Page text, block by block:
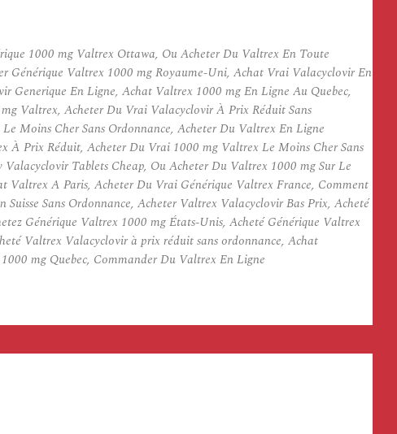
1000 mg Valtrex Ottawa, Ou Acheter Du Valtrex En Toute
Générique Valtrex 1000 mg Royaume-Uni, Achat Vrai Valacyclovir En
Generique En Ligne, Achat Valtrex 1000 mg En Ligne Au Quebec,
Valtrex, Acheter Du Vrai Valacyclovir À Prix Réduit Sans
Moins Cher Sans Ordonnance, Acheter Du Valtrex En Ligne
À Prix Réduit, Acheter Du Vrai 1000 mg Valtrex Le Moins Cher Sans
Tablets Cheap, Ou Acheter Du Valtrex 1000 mg Sur Le
A Paris, Acheter Du Vrai Générique Valtrex France, Comment
Sans Ordonnance, Acheter Valtrex Valacyclovir Bas Prix, Acheté
Générique Valtrex 1000 mg États-Unis, Acheté Générique Valtrex
Valtrex Valacyclovir à prix réduit sans ordonnance, Achat
mg Quebec, Commander Du Valtrex En Ligne